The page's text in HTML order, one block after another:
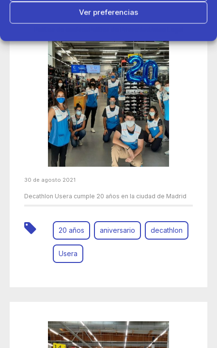
Ver preferencias
30 de agosto 2021
Decathlon Usera cumple 20 años en la ciudad de Madrid
20 años aniversario decathlon
Usera